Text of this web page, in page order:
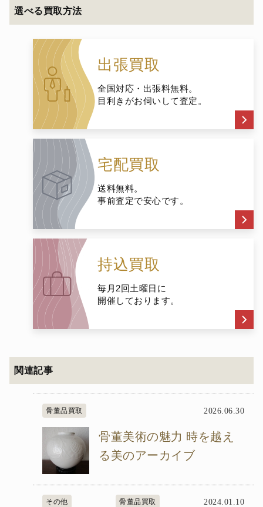
選べる買取方法
出張買取
全国対応・出張料無料。
目利きがお伺いして査定。
宅配買取
送料無料。
事前査定で安心です。
持込買取
毎月2回土曜日に
開催しております。
関連記事
骨董品買取 2026.06.30
骨董美術の魅力 時を越え
る美のアーカイブ
その他 骨董品買取 2024.01.10